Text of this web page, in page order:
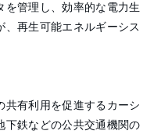
を管理し、効率的な電力生
再生可能エネルギーシス
共有利用を促進するカーシ
下鉄などの公共交通機関の